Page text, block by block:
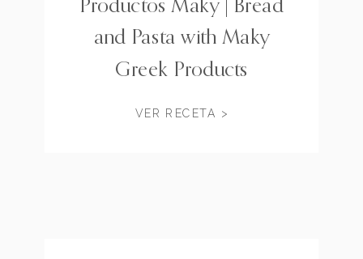
and Pasta with Maky
Greek Products
VER RECETA >